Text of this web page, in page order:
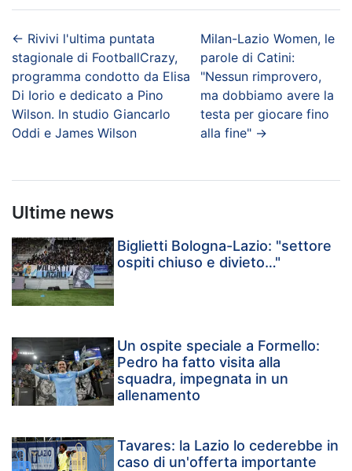
← Rivivi l'ultima puntata
stagionale di FootballCrazy,
programma condotto da Elisa
Di Iorio e dedicato a Pino
Wilson. In studio Giancarlo
Oddi e James Wilson
Milan-Lazio Women, le
parole di Catini:
"Nessun rimprovero,
ma dobbiamo avere la
testa per giocare fino
alla fine" →
Ultime news
Biglietti Bologna-Lazio: "settore
ospiti chiuso e divieto…"
Un ospite speciale a Formello:
Pedro ha fatto visita alla
squadra, impegnata in un
allenamento
Tavares: la Lazio lo cederebbe in
caso di un'offerta importante